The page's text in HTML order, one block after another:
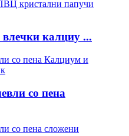
калциу ...
со пена